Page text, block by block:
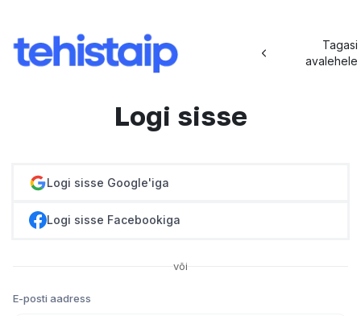
Tagasi
avalehele
Logi sisse
Logi sisse Google'iga
Logi sisse Facebookiga
või
E-posti aadress